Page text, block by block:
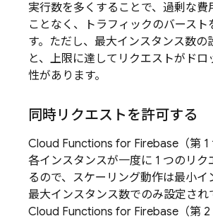
実行数を多くすることで、過剰な費
ことなく、トラフィックのバースト
す。ただし、最大インスタンス数の
と、上限に達してリクエストがドロ
性があります。
同時リクエストを許可する
Cloud Functions for Firebase （第
各インスタンスが一度に 1 つのリク
るので、スケーリング動作は最小イ
最大インスタンス数でのみ設定され
Cloud Functions for Firebase （第